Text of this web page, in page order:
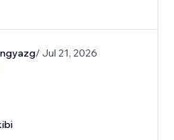
/ Jul 21, 2026